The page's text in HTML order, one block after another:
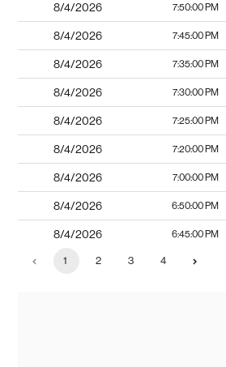
8/4/2026 7:50:00 PM
8/4/2026 7:45:00 PM
8/4/2026 7:35:00 PM
8/4/2026 7:30:00 PM
8/4/2026 7:25:00 PM
8/4/2026 7:20:00 PM
8/4/2026 7:00:00 PM
8/4/2026 6:50:00 PM
8/4/2026 6:45:00 PM
1 2 3 4